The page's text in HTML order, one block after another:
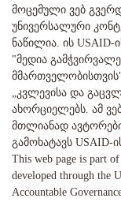
მოცემული ვებ
უნივერსალური
ნაწილია. ის
"მედია
„კვლევისა და
ახორციელებს. ამ
მთლიანად
გამოხატავს USAID-
This web page is part
developed through the
Accountable